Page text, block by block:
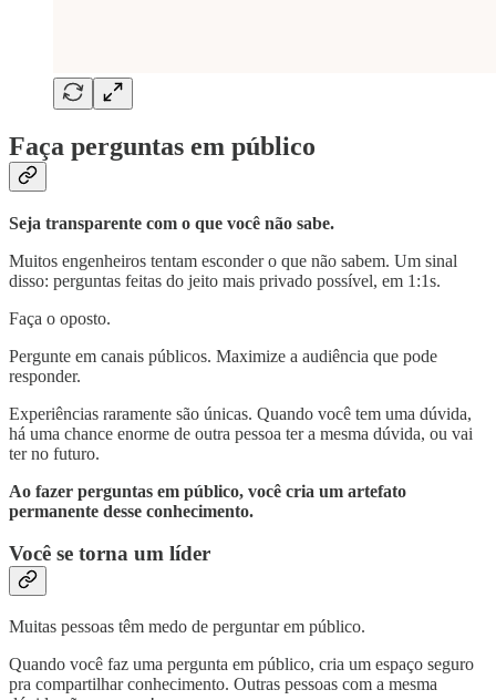
Faça perguntas em público
Seja transparente com o que você não sabe.
Muitos engenheiros tentam esconder o que não sabem. Um sinal
disso: perguntas feitas do jeito mais privado possível, em 1:1s.
Faça o oposto.
Pergunte em canais públicos. Maximize a audiência que pode
responder.
Experiências raramente são únicas. Quando você tem uma dúvida,
há uma chance enorme de outra pessoa ter a mesma dúvida, ou vai
ter no futuro.
Ao fazer perguntas em público, você cria um artefato
permanente desse conhecimento.
Você se torna um líder
Muitas pessoas têm medo de perguntar em público.
Quando você faz uma pergunta em público, cria um espaço seguro
pra compartilhar conhecimento. Outras pessoas com a mesma